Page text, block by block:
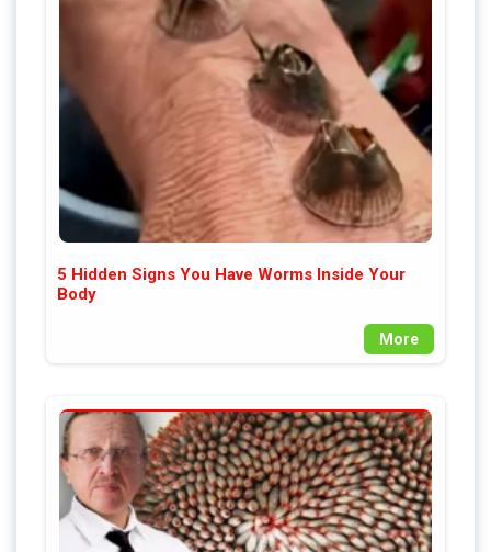
5 Hidden Signs You Have Worms Inside Your
Body
More